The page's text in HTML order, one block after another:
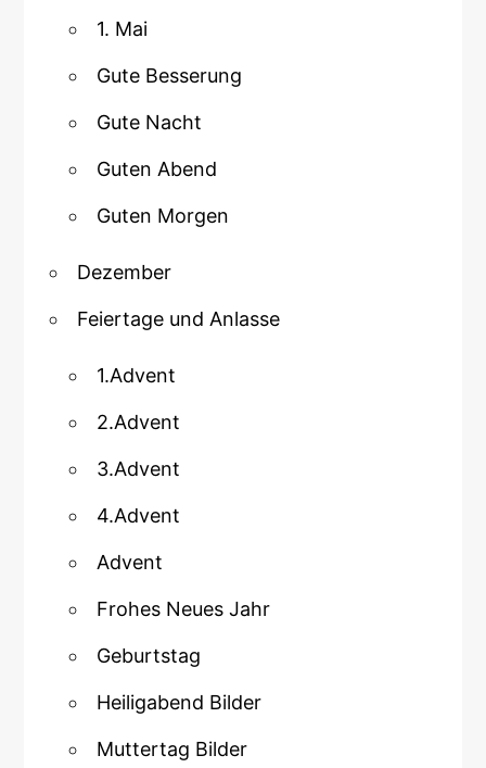
1. Mai
Gute Besserung
Gute Nacht
Guten Abend
Guten Morgen
Dezember
Feiertage und Anlasse
1.Advent
2.Advent
3.Advent
4.Advent
Advent
Frohes Neues Jahr
Geburtstag
Heiligabend Bilder
Muttertag Bilder